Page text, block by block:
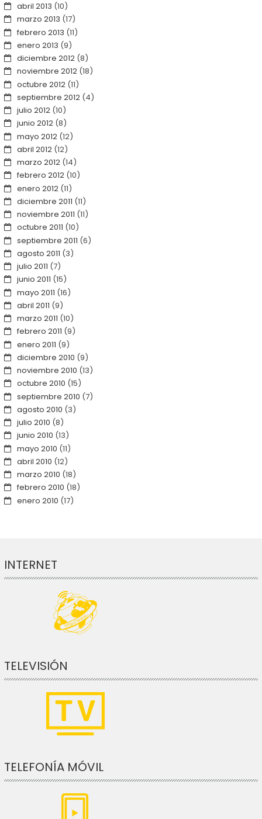
abril 2013 (10)
marzo 2013 (17)
febrero 2013 (11)
enero 2013 (9)
diciembre 2012(8)
noviembre 2012(18)
octubre 2012(11)
septiembre 2012(4)
julio 2012(10)
junio 2012(8)
mayo 2012(12)
abril 2012(12)
marzo 2012(14)
febrero 2012(10)
enero 2012(11)
diciembre 2011 (11)
noviembre 2011 (11)
octubre 2011 (10)
septiembre 2011 (6)
agosto 2011 (3)
julio 2011 (7)
junio 2011 (15)
mayo 2011 (16)
abril 2011 (9)
marzo 2011 (10)
febrero 2011 (9)
enero 2011 (9)
diciembre 2010 (9)
noviembre 2010 (13)
octubre 2010 (15)
septiembre 2010 (7)
agosto 2010 (3)
julio 2010 (8)
junio 2010 (13)
mayo 2010 (11)
abril 2010 (12)
marzo 2010 (18)
febrero 2010 (18)
enero 2010 (17)
INTERNET
TELEVISIÓN
TELEFONÍA MÓVIL